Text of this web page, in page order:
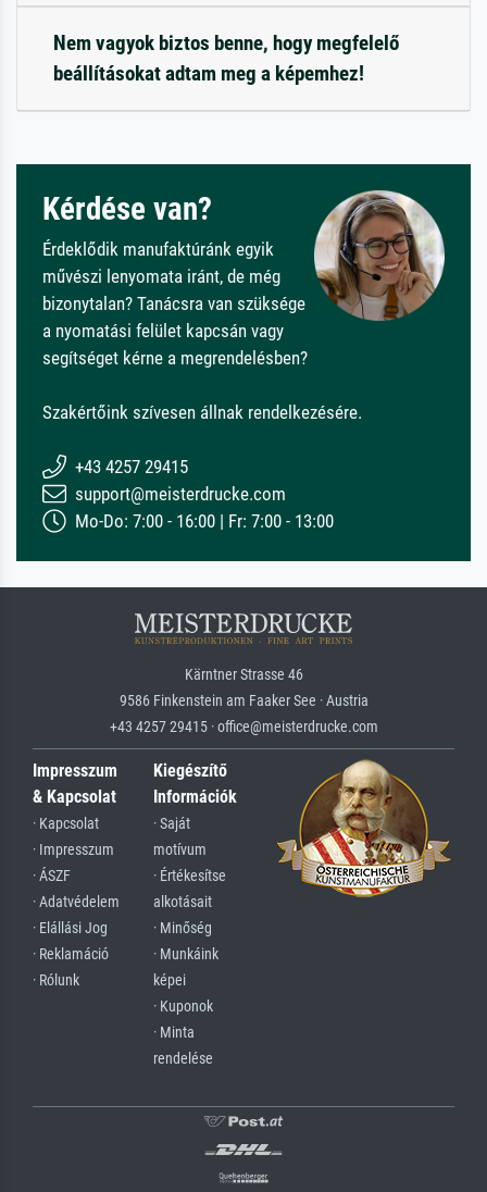
Nem vagyok biztos benne, hogy megfelelő
beállításokat adtam meg a képemhez!
Kérdése van?
Érdeklődik manufaktúránk egyik
művészi lenyomata iránt, de még
bizonytalan? Tanácsra van szüksége
a nyomatási felület kapcsán vagy
segítséget kérne a megrendelésben?
Szakértőink szívesen állnak rendelkezésére.
+43 4257 29415
support@meisterdrucke.com
Mo-Do: 7:00 - 16:00 | Fr: 7:00 - 13:00
Kärntner Strasse 46
9586 Finkenstein am Faaker See · Austria
+43 4257 29415 · office@meisterdrucke.com
Impresszum
& Kapcsolat
· Kapcsolat
· Impresszum
· ÁSZF
· Adatvédelem
· Elállási Jog
· Reklamáció
· Rólunk
Kiegészítő
Információk
· Saját
motívum
· Értékesítse
alkotásait
· Minőség
· Munkáink
képei
· Kuponok
· Minta
rendelése